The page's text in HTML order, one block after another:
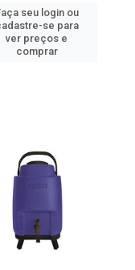
seu login ou
se para
ver preços e
comprar